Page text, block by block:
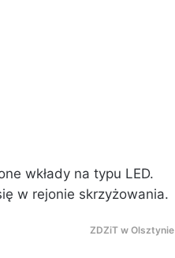
wkłady na typu LED.
w rejonie skrzyżowania.
ZDZiT w Olsztynie